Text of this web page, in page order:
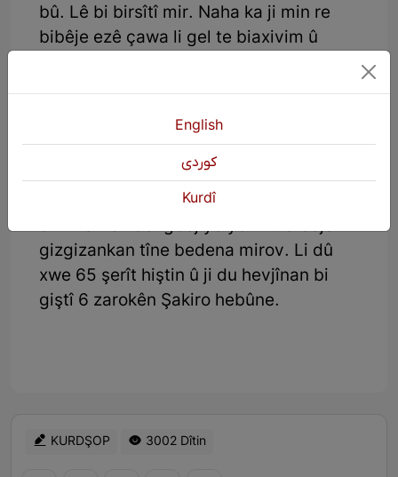
bû. Lê bi birsîtî mir. Naha ka ji min re
bibêje ezê çawa li gel te biaxivim û
kir, lê di nav kurdan de wek Mîrê
dengbêjan tê pênase kirin. Ti kesek
nikare ji dengê wî û selîqeya dengbêjiya
wî bandor nebe û di wê oktava bilind de
ew kilamên dengbêjiyê yên ku dibêje
gizgizankan tîne bedena mirov. Li dû
xwe 65 şerît hiştin û ji du hevjînan bi
giştî 6 zarokên Şakiro hebûne.
KURDŞOP 3002 Dîtin
English
كوردی
Kurdî